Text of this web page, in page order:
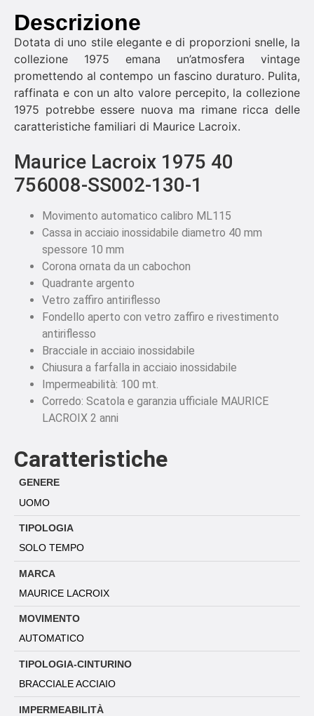
Descrizione
Dotata di uno stile elegante e di proporzioni snelle, la
collezione 1975 emana un’atmosfera vintage
promettendo al contempo un fascino duraturo. Pulita,
raffinata e con un alto valore percepito, la collezione
1975 potrebbe essere nuova ma rimane ricca delle
caratteristiche familiari di Maurice Lacroix.
Maurice Lacroix 1975 40
756008-SS002-130-1
Movimento automatico calibro ML115
Cassa in acciaio inossidabile diametro 40 mm
spessore 10 mm
Corona ornata da un cabochon
Quadrante argento
Vetro zaffiro antiriflesso
Fondello aperto con vetro zaffiro e rivestimento
antiriflesso
Bracciale in acciaio inossidabile
Chiusura a farfalla in acciaio inossidabile
Impermeabilità: 100 mt.
Corredo: Scatola e garanzia ufficiale MAURICE
LACROIX 2 anni
Caratteristiche
GENERE
UOMO
TIPOLOGIA
SOLO TEMPO
MARCA
MAURICE LACROIX
MOVIMENTO
AUTOMATICO
TIPOLOGIA-CINTURINO
BRACCIALE ACCIAIO
IMPERMEABILITÀ